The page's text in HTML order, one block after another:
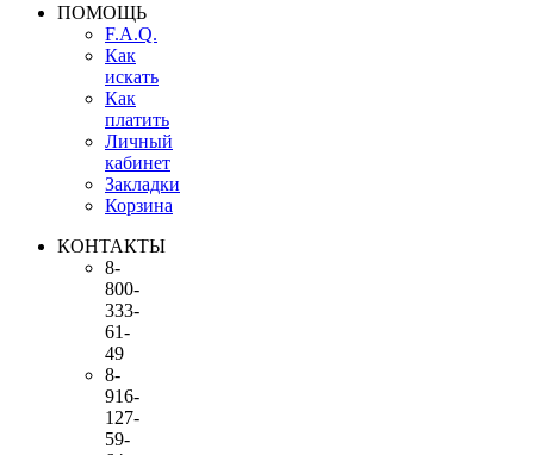
ПОМОЩЬ
F.A.Q.
Как
искать
Как
платить
Личный
кабинет
Закладки
Корзина
КОНТАКТЫ
8-
800-
333-
61-
49
8-
916-
127-
59-